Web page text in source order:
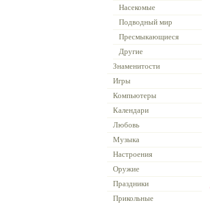
Насекомые
Подводный мир
Пресмыкающиеся
Другие
Знаменитости
Игры
Компьютеры
Календари
Любовь
Музыка
Настроения
Оружие
Праздники
Прикольные